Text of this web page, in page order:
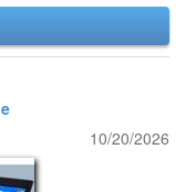
10/20/2026